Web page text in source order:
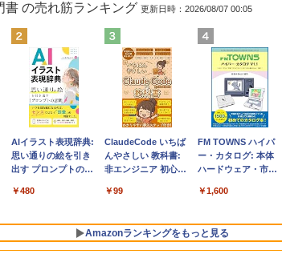
tomtoc 360°保護
15.6 16インチ パソコ
ンケース Dell NEC
dynabook Lenovo
￥2,952
Apple 2026
MacBook Air M5チ
ップ搭載13インチノ
Apple Intelligence、
Retinaディスプレ
イ、24GBユニファイ
ドメモリ、1TB
￥347,600
【Amazon.co.jp限
定】 HP ノートパソ
コン 15-fd 15.6イン
512GB SSD インテ
￥129,800
Robloxギフトカード
- 2,000 Robux 【限
定バーチャルアイテ
インゲームコード】
ラインコード版
￥3,200
Microsoft Office
Home & Business
2024(最新 永続版)|オ
版|Windows11、
￥39,582
Robloxギフトカード
- 1000 Robux 【限定
バーチャルアイテム
ンゲームコード】 ロ
ンコード版
￥1,600
書 の売れ筋ランキング 更新日時：2026/08/07 00:05
AIイラスト表現辞典:
思い通りの絵を引き
出す プロンプトの言
ズ (はぴーイラスト
￥480
ClaudeCode いちば
んやさしい 教科書:
非エンジニア 初心者
マニュアル AI副業に
もKindle出版にも！
非エンジニアのため
のAIコーディング入
￥99
FM TOWNS ハイパ
ー・カタログ: 本体
ハードウェア・市販
フェクトリストと最
￥1,600
Amazonランキングをもっと見る